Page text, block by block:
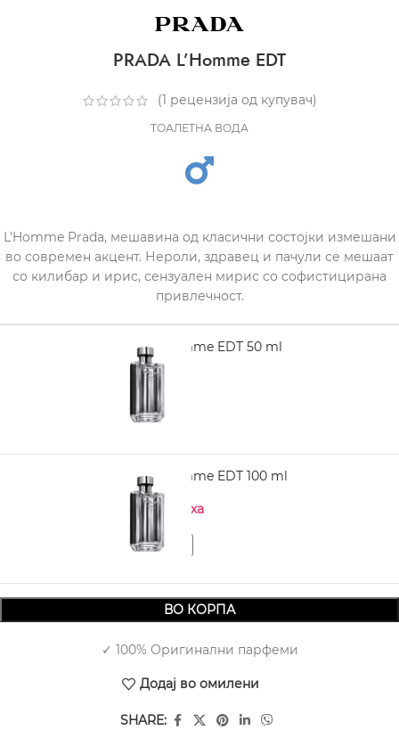
PRADA L’Homme EDT
(1 рецензија од купувач)
ТОАЛЕТНА ВОДА
L’Homme Prada, мешавина од класични состојки измешани
во современ акцент. Нероли, здравец и пачули се мешаат
со килибар и ирис, сензуален мирис со софистицирана
привлечност.
PRADA L'Homme EDT 50 ml
4.530,00
PRADA L'Homme EDT 100 ml
Нема на залиха
ВО КОРПА
✓ 100% Оригинални парфеми
Додај во омилени
SHARE: